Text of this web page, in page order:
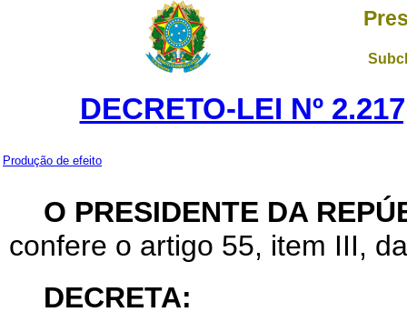
DECRETO-LEI Nº
Produção de efeito
O PRESIDENTE DA
confere o artigo 55, item III,
DECRETA: